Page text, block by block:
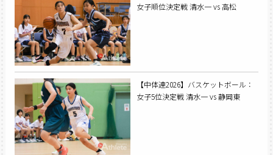
女子順位決定戦 清水一 vs 高松
【中体連2026】バスケットボール：
女子5位決定戦 清水一 vs 静岡東